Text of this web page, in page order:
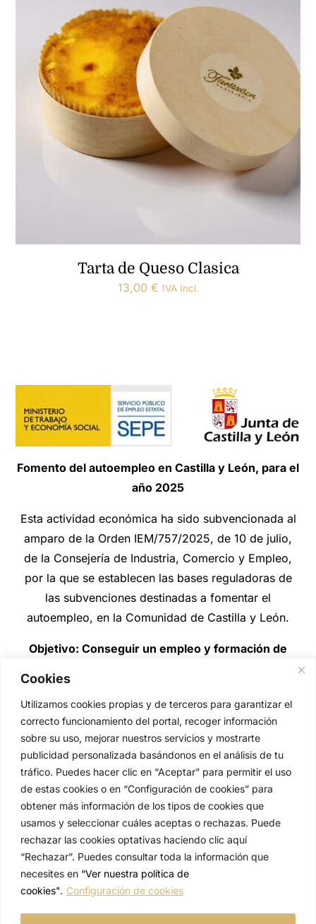
Cookies
Utilizamos cookies propias y de terceros para garantizar el
correcto funcionamiento del portal, recoger información
sobre su uso, mejorar nuestros servicios y mostrarte
publicidad personalizada basándonos en el análisis de tu
tráfico. Puedes hacer clic en “Aceptar” para permitir el uso
de estas cookies o en “Configuración de cookies” para
obtener más información de los tipos de cookies que
usamos y seleccionar cuáles aceptas o rechazas. Puede
rechazar las cookies optativas haciendo clic aquí
“Rechazar”. Puedes consultar toda la información que
necesites en “Ver nuestra política de
cookies". Configuración de cookies
Tarta de Queso Clasica
13,00 € IVA Incl.
Fomento del autoempleo en Castilla y León, para el
año 2025
Esta actividad económica ha sido subvencionada al
amparo de la Orden IEM/757/2025, de 10 de julio,
de la Consejería de Industria, Comercio y Empleo,
por la que se establecen las bases reguladoras de
las subvenciones destinadas a fomentar el
autoempleo, en la Comunidad de Castilla y León.
Objetivo: Conseguir un empleo y formación de
© Tartissien
Quiénes somos